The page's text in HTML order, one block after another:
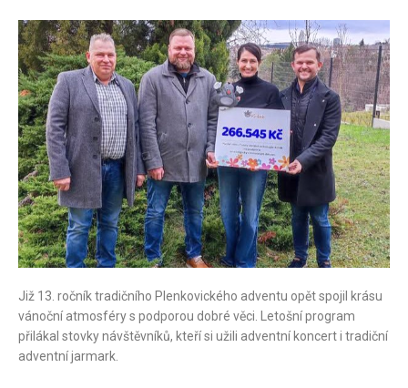
Již 13. ročník tradičního Plenkovického adventu opět spojil krásu
vánoční atmosféry s podporou dobré věci. Letošní program
přilákal stovky návštěvníků, kteří si užili adventní koncert i tradiční
adventní jarmark.